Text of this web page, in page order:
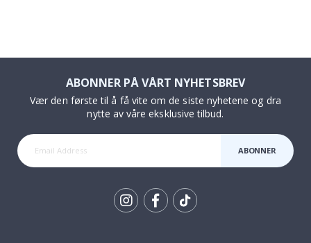
ABONNER PÅ VÅRT NYHETSBREV
Vær den første til å få vite om de siste nyhetene og dra
nytte av våre eksklusive tilbud.
ABONNER